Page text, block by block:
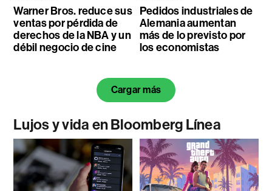
Warner Bros. reduce sus
ventas por pérdida de
derechos de la NBA y un
débil negocio de cine
Pedidos industriales de
Alemania aumentan
más de lo previsto por
los economistas
Cargar más
Lujos y vida en Bloomberg Línea